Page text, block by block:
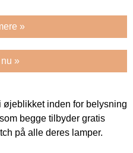
»
»
inden for belysning
begge tilbyder gratis
på alle deres lamper.